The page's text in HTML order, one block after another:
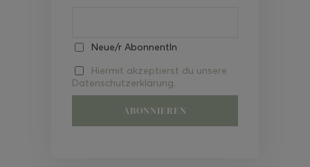
Neue/r AbonnentIn
Hiermit akzeptierst du unsere
Datenschutzerklärung.